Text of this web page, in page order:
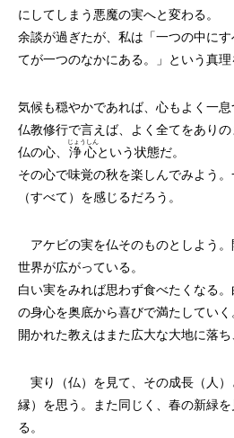
にしてしまう悪魔の実へと変わる。
余談が過ぎたが、私は「一つの中に
てが一つのなかにある。」という真理
気候も穏やかであれば、心もよく一息
仏教修行で言えば、よく全てをあり
仏の心、 浄心
じょうしん
という状態だ。
その心で味覚の秋を楽しんでみよう
（すべて）を感じるだろう。
アケビの実を仏そのものとしよう
世界が広がっている。
白い実をみれば思わず食べたくなる
の身心を奥底から喜びで満たしていく
開かれた教えはまた広大な大地に落ち
実り（仏）を見て、その成長（人）
縁）を思う。また同じく、春の新緑
る。